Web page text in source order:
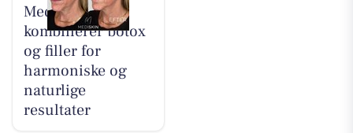
MediSkin
kombinerer botox
og filler for
harmoniske og
naturlige
resultater